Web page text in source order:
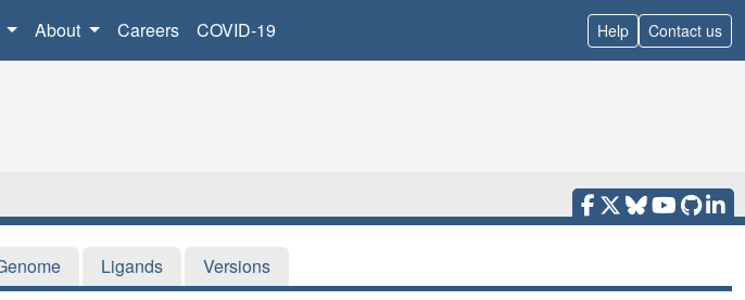
About Careers COVID-19 Help Contact us
Ligands Versions